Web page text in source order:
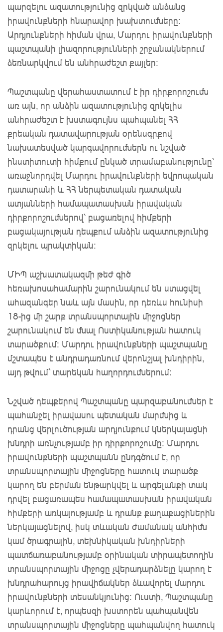
պարզելու ազատությունից զրկված անձանց
իրավունքների հնարավոր խախտումները։
Արդյունքների հիման վրա, Մարդու իրավունքների
պաշտպանի լիազորությունների շրջանակներում
ձեռնարկվում են անհրաժեշտ քայլեր:
Պաշտպանը վերահաստատում է իր դիրքորոշումն
առ այն, որ անձին ազատությունից զրկելիս
անհրաժեշտ է խստագույնս պահպանել ՀՀ
քրեական դատավարության օրենսգրքով
նախատեսված կարգավորումներն ու նշված
ինստիտուտի հիմքում ընկած տրամաբանությունը՝
առաջնորդվել Մարդու իրավունքների եվրոպական
դատարանի և ՀՀ ներպետական դատական
ատյանների համապատասխան իրավական
դիրքորոշումներով՝ բացառելով հիմքերի
բացակայության դեպքում անձին ազատությունից
զրկելու պրակտիկան։
ՄԻՊ աշխատակազմի թեժ գիծ
հեռախոսահամարին շարունակում են ստացվել
ահազանգեր նաև այն մասին, որ դեռևս հունիսի
18-ից մի շարք տրանսպորտային միջոցներ
շարունակում են մնալ Ոստիկանության հատուկ
տարածքում: Մարդու իրավունքների պաշտպանը
մշտապես է անդրադառնում վերոնշյալ խնդիրին,
այդ թվում` տարեկան հաղորդումներում։
Նշված դեպքերով Պաշտպանը պարզաբանումներ է
պահանջել իրավասու պետական մարմնից և
դրանց վերլուծության արդյունքում կներկայացնի
խնդրի առնչությամբ իր դիրքորոշումը: Մարդու
իրավունքների պաշտպանն ընդգծում է, որ
տրանսպորտային միջոցները հատուկ տարածք
կարող են բերման ենթարկվել և արգելանքի տակ
դրվել բացառապես համապատասխան իրավական
հիմքերի առկայությամբ և դրանք քաղաքացիներին
ներկայացնելով, իսկ տևական ժամանակ անհիմն
կամ ծրագրային, տեխնիկական խնդիրների
պատճառաբանությամբ օրինական տիրապետողին
տրանսպորտային միջոցը չվերադարձնելը կարող է
խնդրահարույց իրավիճակներ ձևավորել մարդու
իրավունքների տեսանկյունից: Ուստի, Պաշտպանը
կարևորում է, որպեսզի խստորեն պահպանվեն
տրանսպորտային միջոցները պահպանվող հատուկ